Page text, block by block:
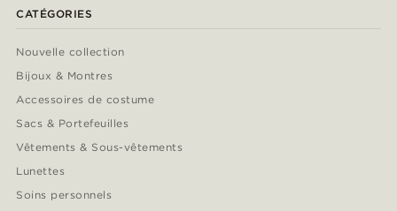
CATÉGORIES
Nouvelle collection
Bijoux & Montres
Accessoires de costume
Sacs & Portefeuilles
Vêtements & Sous-vêtements
Lunettes
Soins personnels